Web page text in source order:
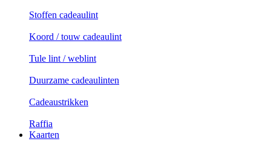
Stoffen cadeaulint
Koord / touw cadeaulint
Tule lint / weblint
Duurzame cadeaulinten
Cadeaustrikken
Raffia
Kaarten